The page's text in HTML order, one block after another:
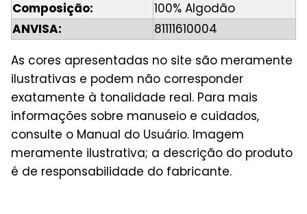
Composição:
100% Algodão
ANVISA:
81111610004
As cores apresentadas no site são meramente
ilustrativas e podem não corresponder
exatamente à tonalidade real. Para mais
informações sobre manuseio e cuidados,
consulte o Manual do Usuário. Imagem
meramente ilustrativa; a descrição do produto
é de responsabilidade do fabricante.